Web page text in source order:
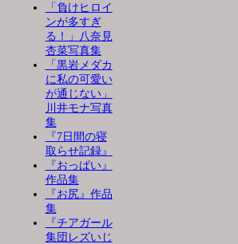
「負けヒロイ
ンが多すぎ
る！」八奈見
杏菜写真集
「黒岩メダカ
に私の可愛い
が通じない」
川井モナ写真
集
『7日間の寝
取らせ記録』
『おっぱい』
作品集
『お尻』作品
集
『チアガール
集団レズいじ